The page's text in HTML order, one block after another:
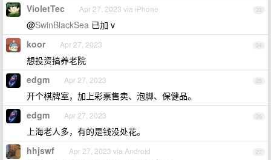
23
VioletTec Apr 27, 2023 via iPhone
@SwinBlackSea 已加 v
24
koor Apr 27, 2023
想投资搞养老院
25
edgm Apr 27, 2023
开个棋牌室，加上彩票售卖、泡脚、保健品。
26
edgm Apr 27, 2023
上海老人多，有的是钱没处花。
27
hhjswf Apr 27, 2023 via Android